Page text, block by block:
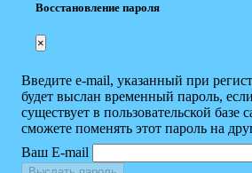
Восстановление пароля
×
Введите e-mail, указанный при
будет выслан временный пароль,
существует в пользовательской базе
сможете поменять этот пароль на
Ваш E-mail